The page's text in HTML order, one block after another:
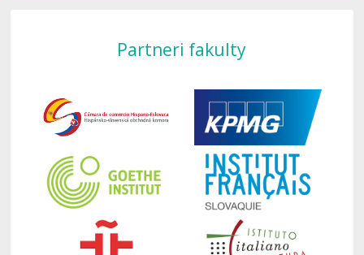
Partneri fakulty